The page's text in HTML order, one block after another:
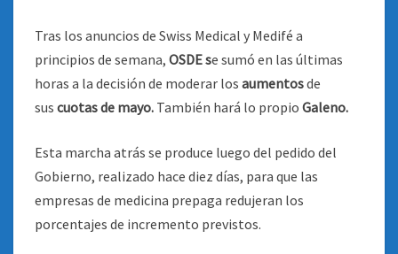
Tras los anuncios de Swiss Medical y Medifé a
principios de semana, OSDE se sumó en las últimas
horas a la decisión de moderar los aumentosde
sus cuotas de mayo. También hará lo propio Galeno.
Esta marcha atrás se produce luego del pedido del
Gobierno, realizado hace diez días, para que las
empresas de medicina prepaga redujeran los
porcentajes de incremento previstos.